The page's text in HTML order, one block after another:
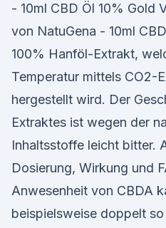
- 10ml CBD Öl 10% Gold
von NatuGena - 10ml
100% Hanföl-Extrakt,
Temperatur mittels CO2-
hergestellt wird. Der
Extraktes ist wegen der
Inhaltsstoffe leicht bitter.
Dosierung, Wirkung und
Anwesenheit von CBDA
beispielsweise doppelt